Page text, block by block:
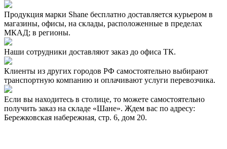
Продукция марки Shane бесплатно доставляется курьером в
магазины, офисы, на склады, расположенные в пределах
МКАД; в регионы.
Наши сотрудники доставляют заказ до офиса ТК.
Клиенты из других городов РФ самостоятельно выбирают
транспортную компанию и оплачивают услуги перевозчика.
Если вы находитесь в столице, то можете самостоятельно
получить заказ на складе «Шане». Ждем вас по адресу:
Бережковская набережная, стр. 6, дом 20.